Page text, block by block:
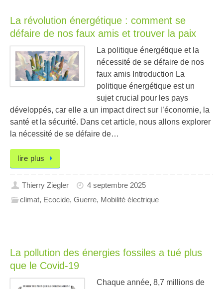
La révolution énergétique : comment se
défaire de nos faux amis et trouver la paix
La politique énergétique et la
nécessité de se défaire de nos
faux amis Introduction La
politique énergétique est un
sujet crucial pour les pays
développés, car elle a un impact direct sur l’économie, la
santé et la sécurité. Dans cet article, nous allons explorer
la nécessité de se défaire de…
lire plus
Thierry Ziegler
4 septembre 2025
climat, Ecocide,Guerre, Mobilité électrique
La pollution des énergies fossiles a tué plus
que le Covid-19
Chaque année, 8,7 millions de